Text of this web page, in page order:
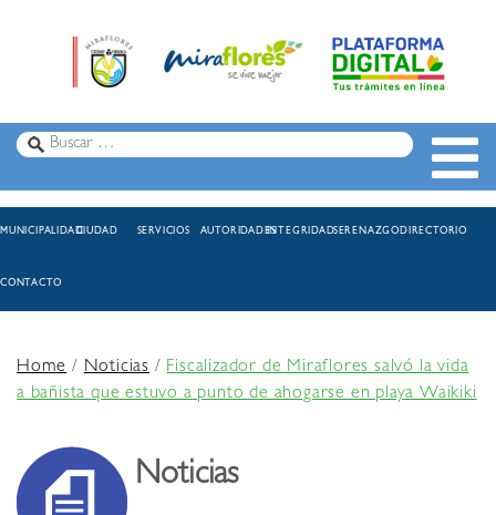
MUNICIPALIDADCIUDAD SERVICIOS AUTORIDADESINTEGRIDADSERENAZGODIRECTORIO
CONTACTO
Home/Noticias /Fiscalizador de Miraflores salvó la vida
a bañista que estuvo a punto de ahogarse en playa Waikiki
Noticias